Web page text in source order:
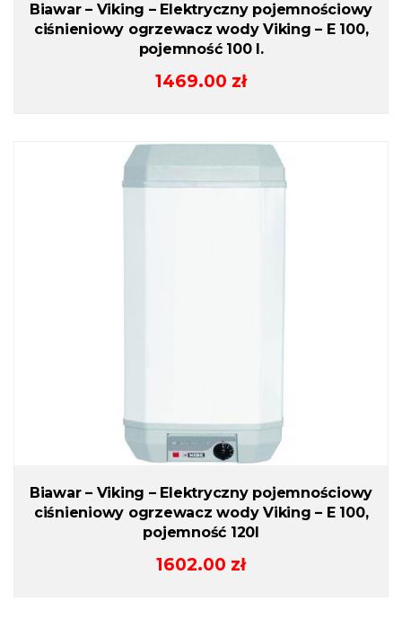
Biawar – Viking – Elektryczny pojemnościowy
ciśnieniowy ogrzewacz wody Viking – E 100,
pojemność 100 l.
1469.00 zł
Biawar – Viking – Elektryczny pojemnościowy
ciśnieniowy ogrzewacz wody Viking – E 100,
pojemność 120l
1602.00 zł